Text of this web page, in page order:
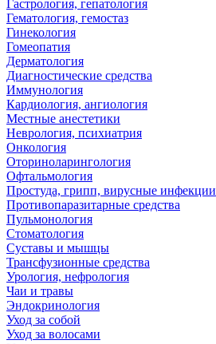
Гастрология, гепатология
Гематология, гемостаз
Гинекология
Гомеопатия
Дерматология
Диагностические средства
Иммунология
Кардиология, ангиология
Местные анестетики
Неврология, психиатрия
Онкология
Оториноларингология
Офтальмология
Простуда, грипп, вирусные инфекции
Противопаразитарные средства
Пульмонология
Стоматология
Суставы и мышцы
Трансфузионные средства
Урология, нефрология
Чаи и травы
Эндокринология
Уход за собой
Уход за волосами